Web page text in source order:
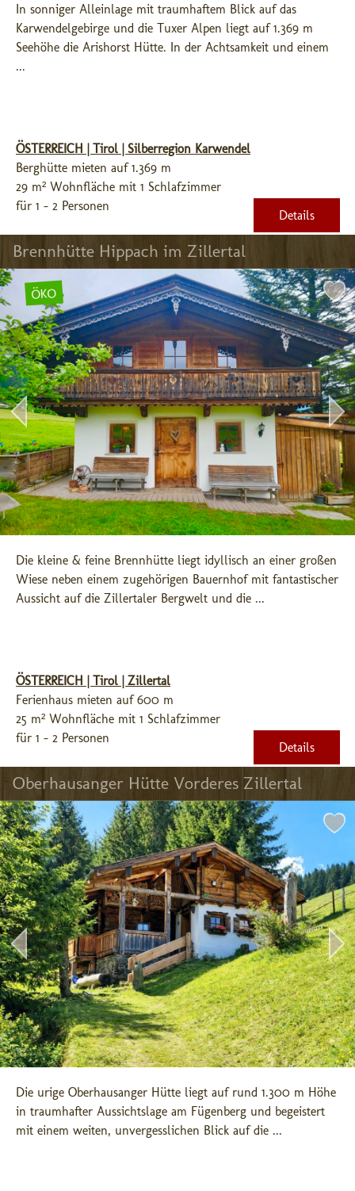
In sonniger Alleinlage mit traumhaftem Blick auf das
Karwendelgebirge und die Tuxer Alpen liegt auf 1.369 m
Seehöhe die Arishorst Hütte. In der Achtsamkeit und einem
...
ÖSTERREICH | Tirol | Silberregion Karwendel
Berghütte mieten auf 1.369 m
29 m² Wohnfläche mit 1 Schlafzimmer
für 1 - 2 Personen
Details
Brennhütte Hippach im Zillertal
ÖKO
Die kleine & feine Brennhütte liegt idyllisch an einer großen
Wiese neben einem zugehörigen Bauernhof mit fantastischer
Aussicht auf die Zillertaler Bergwelt und die ...
ÖSTERREICH | Tirol | Zillertal
Ferienhaus mieten auf 600 m
25 m² Wohnfläche mit 1 Schlafzimmer
für 1 - 2 Personen
Details
Oberhausanger Hütte Vorderes Zillertal
Die urige Oberhausanger Hütte liegt auf rund 1.300 m Höhe
in traumhafter Aussichtslage am Fügenberg und begeistert
mit einem weiten, unvergesslichen Blick auf die ...